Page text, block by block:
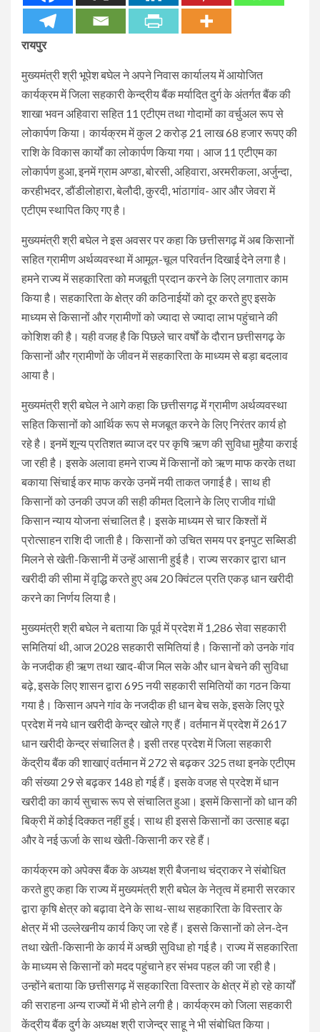
रायपुर
मुख्यमंत्री श्री भूपेश बघेल ने अपने निवास कार्यालय में आयोजित
कार्यक्रम में जिला सहकारी केन्द्रीय बैंक मर्यादित दुर्ग के अंतर्गत बैंक की
शाखा भवन अहिवारा सहित 11 एटीएम तथा गोदामों का वर्चुअल रूप से
लोकार्पण किया। कार्यक्रम में कुल 2 करोड़ 21 लाख 68 हजार रूपए की
राशि के विकास कार्यों का लोकार्पण किया गया। आज 11 एटीएम का
लोकार्पण हुआ, इनमें ग्राम अण्डा, बोरसी, अहिवारा, अरमरीकला, अर्जुन्दा,
करहीभदर, डौंडीलोहारा, बेलौदी, कुरदी, भांठागांव- आर और जेवरा में
एटीएम स्थापित किए गए है।
मुख्यमंत्री श्री बघेल ने इस अवसर पर कहा कि छत्तीसगढ़ में अब किसानों
सहित ग्रामीण अर्थव्यवस्था में आमूल-चूल परिवर्तन दिखाई देने लगा है।
हमने राज्य में सहकारिता को मजबूती प्रदान करने के लिए लगातार काम
किया है। सहकारिता के क्षेत्र की कठिनाईयों को दूर करते हुए इसके
माध्यम से किसानों और ग्रामीणों को ज्यादा से ज्यादा लाभ पहुंचाने की
कोशिश की है। यही वजह है कि पिछले चार वर्षों के दौरान छत्तीसगढ़ के
किसानों और ग्रामीणों के जीवन में सहकारिता के माध्यम से बड़ा बदलाव
आया है।
मुख्यमंत्री श्री बघेल ने आगे कहा कि छत्तीसगढ़ में ग्रामीण अर्थव्यवस्था
सहित किसानों को आर्थिक रूप से मजबूत करने के लिए निरंतर कार्य हो
रहे है। इनमें शून्य प्रतिशत ब्याज दर पर कृषि ऋण की सुविधा मुहैया कराई
जा रही है। इसके अलावा हमने राज्य में किसानों को ऋण माफ करके तथा
बकाया सिंचाई कर माफ करके उनमें नयी ताकत जगाई है। साथ ही
किसानों को उनकी उपज की सही कीमत दिलाने के लिए राजीव गांधी
किसान न्याय योजना संचालित है। इसके माध्यम से चार किश्तों में
प्रोत्साहन राशि दी जाती है। किसानों को उचित समय पर इनपुट सब्सिडी
मिलने से खेती-किसानी में उन्हें आसानी हुई है। राज्य सरकार द्वारा धान
खरीदी की सीमा में वृद्धि करते हुए अब 20 क्विंटल प्रति एकड़ धान खरीदी
करने का निर्णय लिया है।
मुख्यमंत्री श्री बघेल ने बताया कि पूर्व में प्रदेश में 1,286 सेवा सहकारी
समितियां थी, आज 2028 सहकारी समितियां है। किसानों को उनके गांव
के नजदीक ही ऋण तथा खाद-बीज मिल सके और धान बेचने की सुविधा
बढ़े, इसके लिए शासन द्वारा 695 नयी सहकारी समितियों का गठन किया
गया है। किसान अपने गांव के नजदीक ही धान बेच सके, इसके लिए पूरे
प्रदेश में नये धान खरीदी केन्द्र खोले गए हैं। वर्तमान में प्रदेश में 2617
धान खरीदी केन्द्र संचालित है। इसी तरह प्रदेश में जिला सहकारी
केंद्रीय बैंक की शाखाएं वर्तमान में 272 से बढ़कर 325 तथा इनके एटीएम
की संख्या 29 से बढ़कर 148 हो गई हैं। इसके वजह से प्रदेश में धान
खरीदी का कार्य सुचारू रूप से संचालित हुआ। इसमें किसानों को धान की
बिक्री में कोई दिक्कत नहीं हुई। साथ ही इससे किसानों का उत्साह बढ़ा
और वे नई ऊर्जा के साथ खेती-किसानी कर रहे हैं।
कार्यक्रम को अपेक्स बैंक के अध्यक्ष श्री बैजनाथ चंद्राकर ने संबोधित
करते हुए कहा कि राज्य में मुख्यमंत्री श्री बघेल के नेतृत्व में हमारी सरकार
द्वारा कृषि क्षेत्र को बढ़ावा देने के साथ-साथ सहकारिता के विस्तार के
क्षेत्र में भी उल्लेखनीय कार्य किए जा रहे हैं। इससे किसानों को लेन-देन
तथा खेती-किसानी के कार्य में अच्छी सुविधा हो गई है। राज्य में सहकारिता
के माध्यम से किसानों को मदद पहुंचाने हर संभव पहल की जा रही है।
उन्होंने बताया कि छत्तीसगढ़ में सहकारिता विस्तार के क्षेत्र में हो रहे कार्यों
की सराहना अन्य राज्यों में भी होने लगी है। कार्यक्रम को जिला सहकारी
केंद्रीय बैंक दुर्ग के अध्यक्ष श्री राजेन्द्र साहू ने भी संबोधित किया।